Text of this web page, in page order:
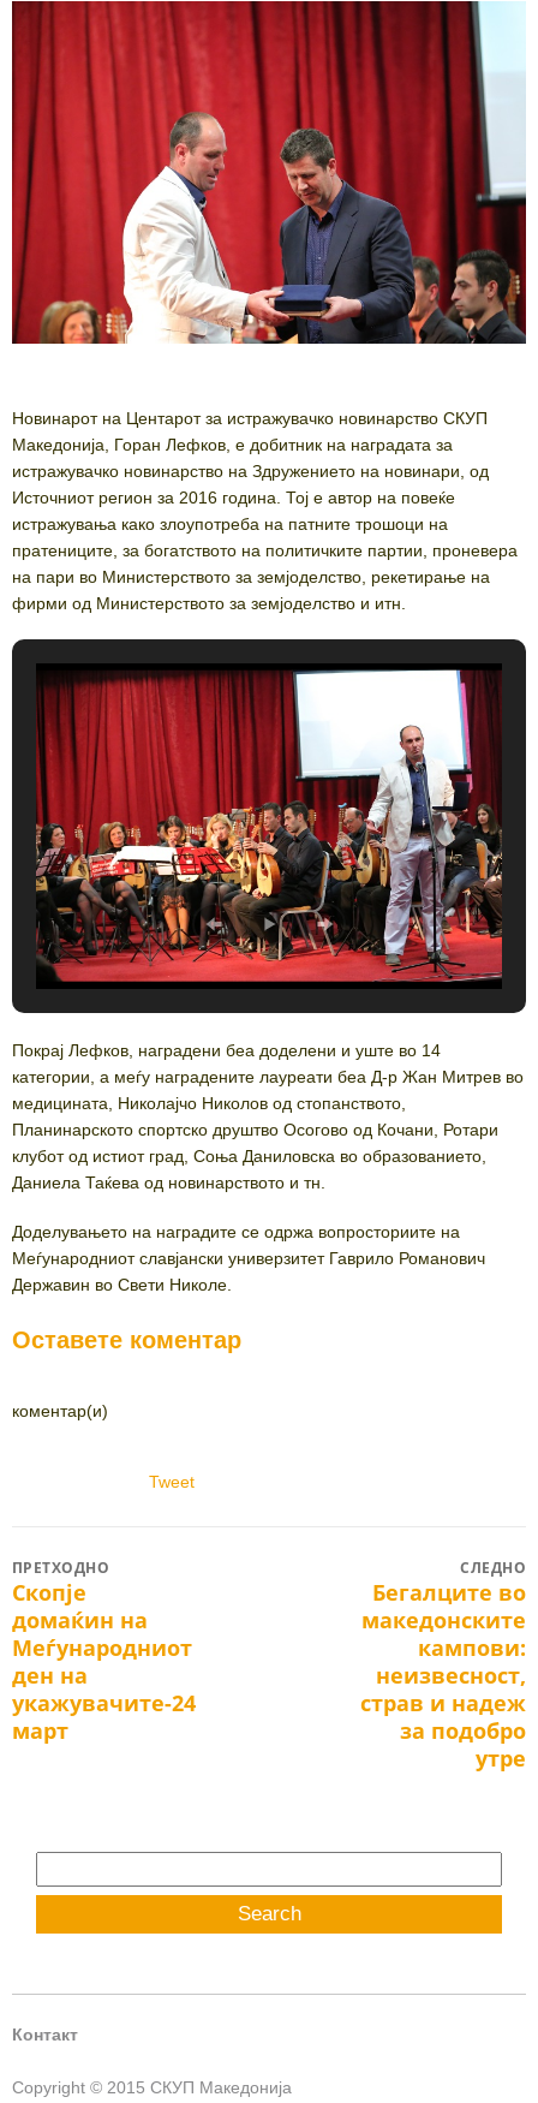
Новинарот на Центарот за истражувачко новинарство СКУП
Македонија, Горан Лефков, е добитник на наградата за
истражувачко новинарство на Здружението на новинари, од
Источниот регион за 2016 година. Тој е автор на повеќе
истражувања како злоупотреба на патните трошоци на
пратениците, за богатството на политичките партии, проневера
на пари во Министерството за земјоделство, рекетирање на
фирми од Министерството за земјоделство и итн.
Покрај Лефков, наградени беа доделени и уште во 14
категории, а меѓу наградените лауреати беа Д-р Жан Митрев во
медицината, Николајчо Николов од стопанството,
Планинарското спортско друштво Осогово од Кочани, Ротари
клубот од истиот град, Соња Даниловска во образованието,
Даниела Таќева од новинарството и тн.
Доделувањето на наградите се одржа вопросториите на
Меѓународниот славјански универзитет Гаврило Романович
Державин во Свети Николе.
Оставете коментар
коментар(и)
Tweet
Post
navigation
ПРЕТХОДНО
Previous
post:
Скопје
домаќин на
Меѓународниот
ден на
укажувачите-24
март
СЛЕДНО
Next
post:
Бегалците во
македонските
кампови:
неизвесност,
страв и надеж
за подобро
утре
for:
Контакт
Copyright © 2015 СКУП Македонија